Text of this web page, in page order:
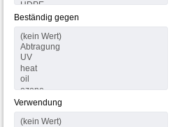
Beständig gegen
Verwendung